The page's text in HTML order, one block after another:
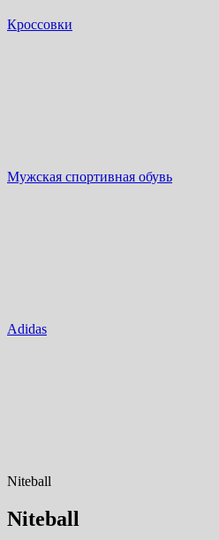
Кроссовки
Мужская спортивная обувь
Adidas
Niteball
Niteball